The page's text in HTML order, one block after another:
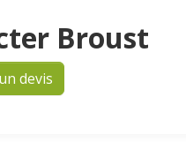
Broust
devis